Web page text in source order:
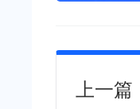
上一篇